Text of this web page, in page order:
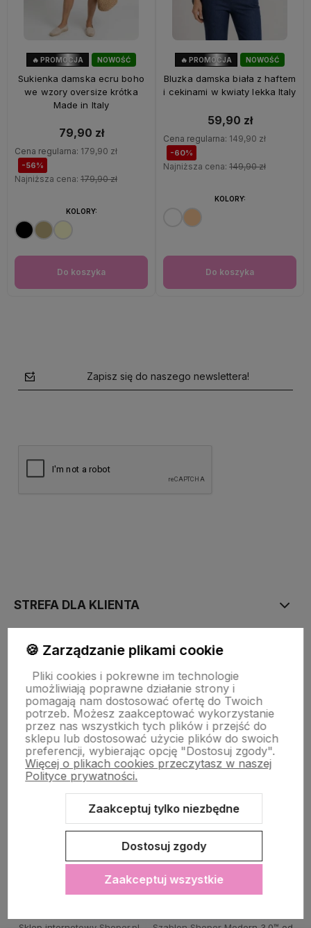
NOWOŚĆ
🔥 PROMOCJA
Sukienka damska ecru boho
we wzory oversize krótka
Made in Italy
79,90 zł
Cena regularna: 179,90 zł
-56%
Najniższa cena: 179,90 zł
Do koszyka
KOLORY:
NOWOŚĆ
OKAZJA
🔥 PROMOCJA
Bluzka damska biała z haftem
i cekinami w kwiaty lekka Italy
59,90 zł
Cena regularna: 149,90 zł
-60%
Najniższa cena: 149,90 zł
Do koszyka
KOLORY:
Zapisz się do naszego newslettera!
STREFA DLA KLIENTA
PŁATNOŚĆ I DOSTAWA
STRONY INFORMACYJNE
POMOC DLA KLIENTA
Zawartość tej strony jest chroniona prawem autorskim - PINK BOX®
🍪 Zarządzanie plikami cookie
Pliki cookies i pokrewne im technologie
umożliwiają poprawne działanie strony i
pomagają nam dostosować ofertę do Twoich
potrzeb. Możesz zaakceptować wykorzystanie
przez nas wszystkich tych plików i przejść do
sklepu lub dostosować użycie plików do swoich
preferencji, wybierając opcję "Dostosuj zgody".
Więcej o plikach cookies przeczytasz w naszej
Polityce prywatności.
Zaakceptuj tylko niezbędne
Dostosuj zgody
Zaakceptuj wszystkie